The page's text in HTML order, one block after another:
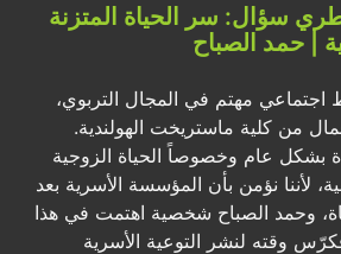
سؤال: سر الحياة المتزنة
| حمد الصباح
اجتماعي مهتم في المجال التربوي،
من كلية ماستريخت الهولندية.
بشكل عام وخصوصاً الحياة الزوجية
لأننا نؤمن بأن المؤسسة الأسرية بعد
وحمد الصباح شخصية اهتمت في هذا
وقته لنشر التوعية الأسرية